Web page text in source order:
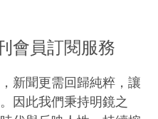
會員訂閱服務
新聞更需回歸純粹，讓
因此我們秉持明鏡之